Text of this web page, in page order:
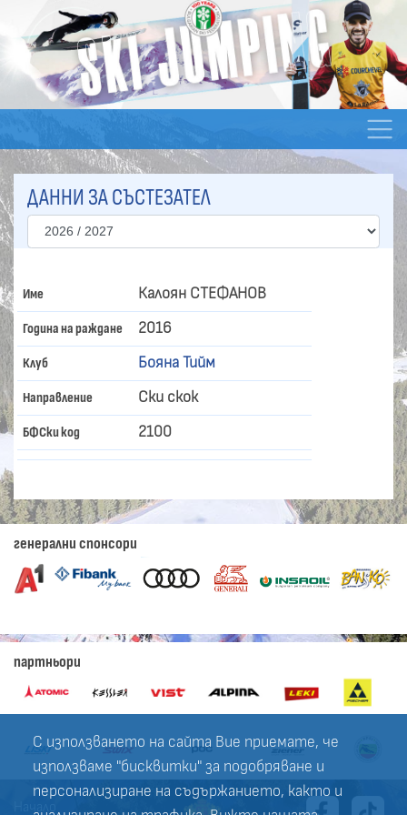
С използването на сайта Вие приемате, че
използваме "бисквитки" за подобряване и
персонализиране на съдържанието, както и
ДАННИ ЗА СЪСТЕЗАТЕЛ
Име Калоян СТЕФАНОВ
Година на раждане 2016
Клуб Бояна Тийм
Направление Ски скок
БФСки код 2100
генерални спонсори
партньори